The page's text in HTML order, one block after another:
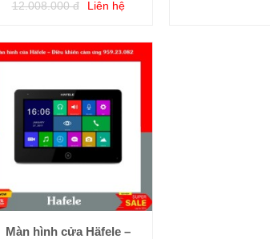
12.008.000 đ Liên hệ
Màn hình cửa Häfele –